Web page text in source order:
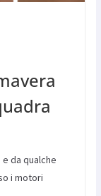
da qualche
i motori